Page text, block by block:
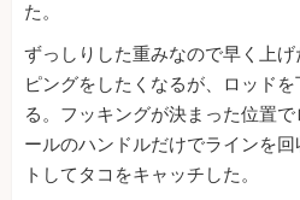
た。
ずっしりした重みなので早く上
ピングをしたくなるが、ロッド
る。フッキングが決まった位置
ールのハンドルだけでラインを
トしてタコをキャッチした。